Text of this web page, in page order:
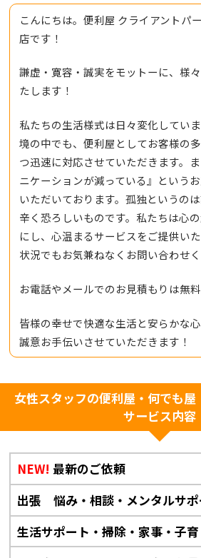
こんにちは。便利屋 クライアントパ
店です！
謙虚・寛容・誠実をモットーに、様
たします！
私たちの生活様式は日々変化してい
境の中でも、便利屋としてお客様の
つ迅速に対応させていただきます。
ニケーションが減っている』という
いただいております。孤独というの
辛く恐ろしいものです。私たちは心
にし、心温まるサービスをご提供い
状況でもお気兼ねなくお問い合わせく
お電話やメールでのお見積もりは無料
皆様の幸せで快適な生活と安らかな
誠意お手伝いさせていただきます！
女性スタッフの便利屋・何でも
サービス内容
NEW! 最新のご依頼
出張 悩み・相談・メンタルサポ
生活サポート・掃除・家事・子